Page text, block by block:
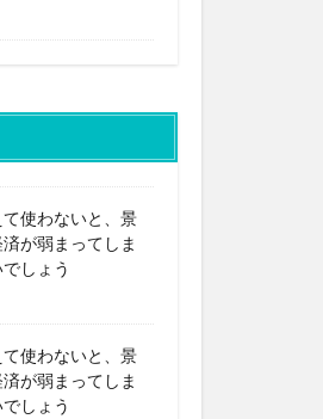
て使わないと、景
が弱まってしま
しょう
て使わないと、景
が弱まってしま
しょう